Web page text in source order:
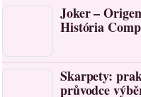
Joker –
História
Skarpety:
průvodce